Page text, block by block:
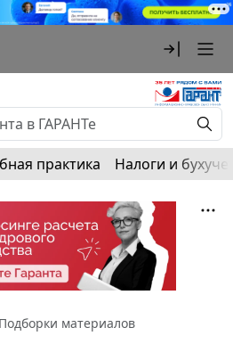
практика Налоги и
Подборки материалов